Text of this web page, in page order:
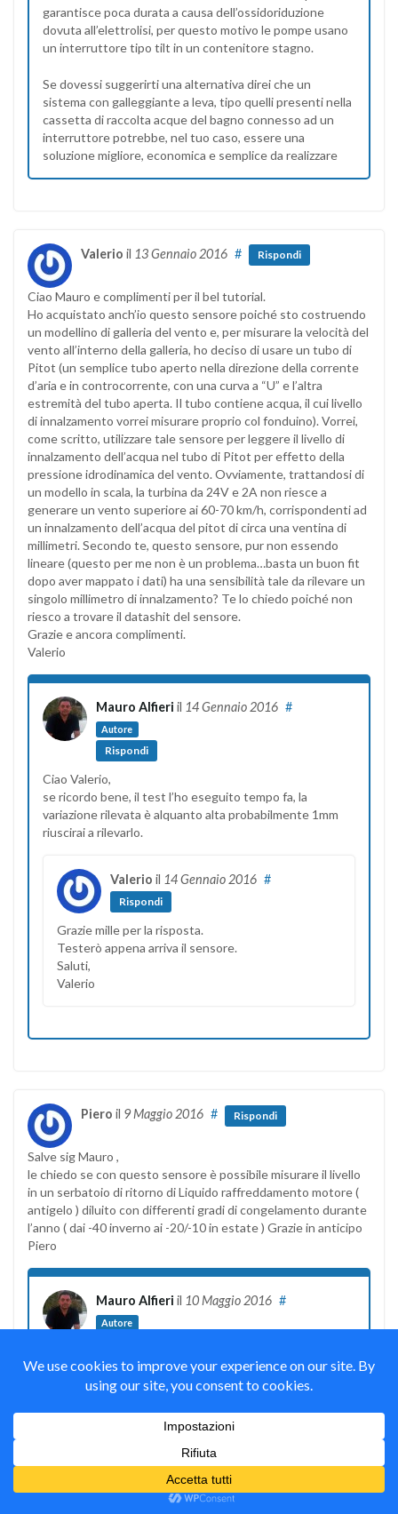
garantisce poca durata a causa dell’ossidoriduzione
dovuta all’elettrolisi, per questo motivo le pompe usano
un interruttore tipo tilt in un contenitore stagno.
Se dovessi suggerirti una alternativa direi che un
sistema con galleggiante a leva, tipo quelli presenti nella
cassetta di raccolta acque del bagno connesso ad un
interruttore potrebbe, nel tuo caso, essere una
soluzione migliore, economica e semplice da realizzare
Valerio il 13 Gennaio 2016 # Rispondi
Ciao Mauro e complimenti per il bel tutorial.
Ho acquistato anch’io questo sensore poiché sto costruendo
un modellino di galleria del vento e, per misurare la velocità del
vento all’interno della galleria, ho deciso di usare un tubo di
Pitot (un semplice tubo aperto nella direzione della corrente
d’aria e in controcorrente, con una curva a “U” e l’altra
estremità del tubo aperta. Il tubo contiene acqua, il cui livello
di innalzamento vorrei misurare proprio col fonduino). Vorrei,
come scritto, utilizzare tale sensore per leggere il livello di
innalzamento dell’acqua nel tubo di Pitot per effetto della
pressione idrodinamica del vento. Ovviamente, trattandosi di
un modello in scala, la turbina da 24V e 2A non riesce a
generare un vento superiore ai 60-70 km/h, corrispondenti ad
un innalzamento dell’acqua del pitot di circa una ventina di
millimetri. Secondo te, questo sensore, pur non essendo
lineare (questo per me non è un problema…basta un buon fit
dopo aver mappato i dati) ha una sensibilità tale da rilevare un
singolo millimetro di innalzamento? Te lo chiedo poiché non
riesco a trovare il datashit del sensore.
Grazie e ancora complimenti.
Valerio
Mauro Alfieri il 14 Gennaio 2016
Autore
#
Rispondi
Ciao Valerio,
se ricordo bene, il test l’ho eseguito tempo fa, la
variazione rilevata è alquanto alta probabilmente 1mm
riuscirai a rilevarlo.
Valerio il 14 Gennaio 2016 #
Rispondi
Grazie mille per la risposta.
Testerò appena arriva il sensore.
Saluti,
Valerio
Piero il 9 Maggio 2016 # Rispondi
Salve sig Mauro ,
le chiedo se con questo sensore è possibile misurare il livello
in un serbatoio di ritorno di Liquido raffreddamento motore (
antigelo ) diluito con differenti gradi di congelamento durante
l’anno ( dai -40 inverno ai -20/-10 in estate ) Grazie in anticipo
Piero
Mauro Alfieri il 10 Maggio 2016
Autore
#
Ciao Piero,
questo sensore è venduto per misurare acqua ( water
e verificando che non venga compromesso dagli agenti